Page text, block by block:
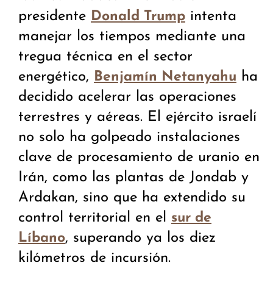
presidente Donald Trump intenta
manejar los tiempos mediante una
tregua técnica en el sector
energético, Benjamín Netanyahu ha
decidido acelerar las operaciones
terrestres y aéreas. El ejército israelí
no solo ha golpeado instalaciones
clave de procesamiento de uranio en
Irán, como las plantas de Jondab y
Ardakan, sino que ha extendido su
control territorial en el sur de
Líbano, superando ya los diez
kilómetros de incursión.